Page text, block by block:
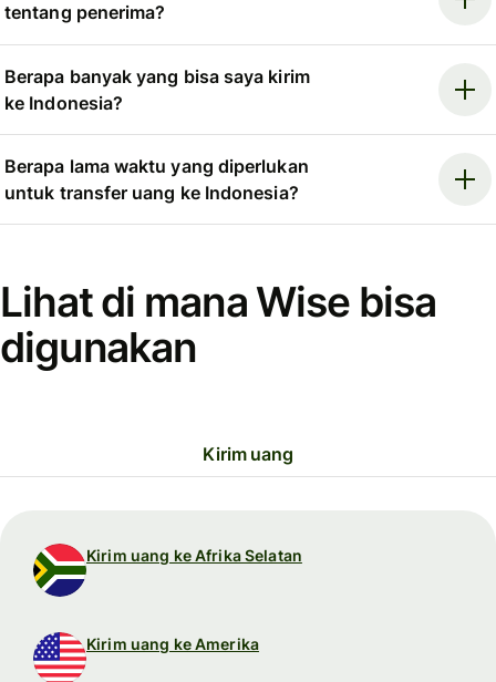
tentang penerima?
Berapa banyak yang bisa saya kirim
ke Indonesia?
Berapa lama waktu yang diperlukan
untuk transfer uang ke Indonesia?
Lihat di mana Wise bisa
digunakan
Kirim uang
Kirim uang ke Afrika Selatan
Kirim uang ke Amerika